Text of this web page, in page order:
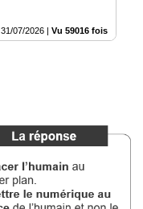
31/07/2026 Vu 59016 fois